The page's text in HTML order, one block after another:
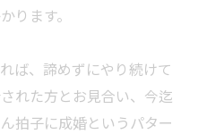
ります。
ば、諦めずにやり続けて
れた方とお見合い、今迄
拍子に成婚というパター